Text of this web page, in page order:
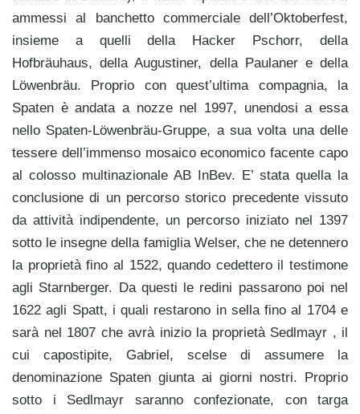
ammessi al banchetto commerciale dell’Oktoberfest,
insieme a quelli della Hacker Pschorr, della
Hofbräuhaus, della Augustiner, della Paulaner e della
Löwenbräu. Proprio con quest’ultima compagnia, la
Spaten è andata a nozze nel 1997, unendosi a essa
nello Spaten-Löwenbräu-Gruppe, a sua volta una delle
tessere dell’immenso mosaico economico facente capo
al colosso multinazionale AB InBev. E’ stata quella la
conclusione di un percorso storico precedente vissuto
da attività indipendente, un percorso iniziato nel 1397
sotto le insegne della famiglia Welser, che ne detennero
la proprietà fino al 1522, quando cedettero il testimone
agli Starnberger. Da questi le redini passarono poi nel
1622 agli Spatt, i quali restarono in sella fino al 1704 e
sarà nel 1807 che avrà inizio la proprietà Sedlmayr , il
cui capostipite, Gabriel, scelse di assumere la
denominazione Spaten giunta ai giorni nostri. Proprio
sotto i Sedlmayr saranno confezionate, con targa